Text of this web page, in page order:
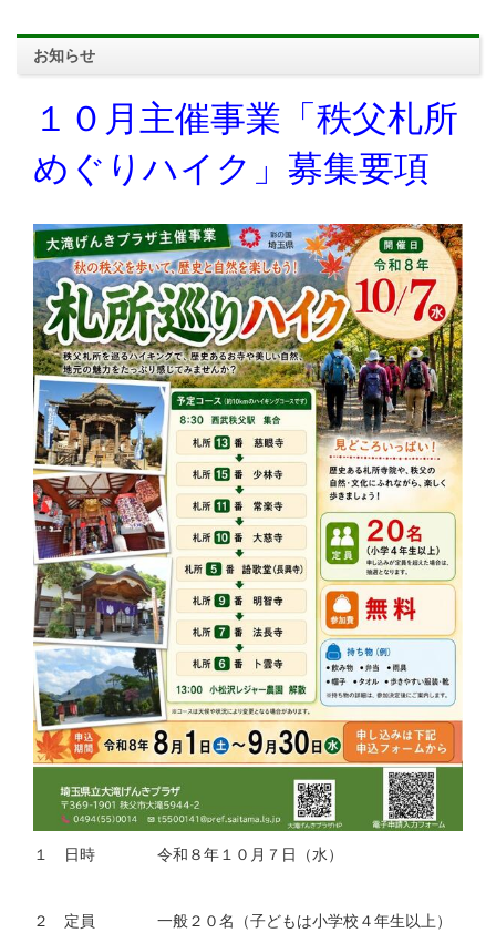
お知らせ
１０月主催事業「秩父札所
めぐりハイク」募集要項
１ 日時 令和８年１０月７日（水）
２ 定員 一般２０名（子どもは小学校４年生以上）